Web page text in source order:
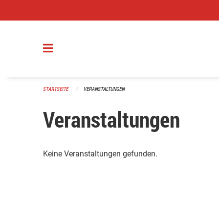
STARTSEITE VERANSTALTUNGEN
Veranstaltungen
Keine Veranstaltungen gefunden.